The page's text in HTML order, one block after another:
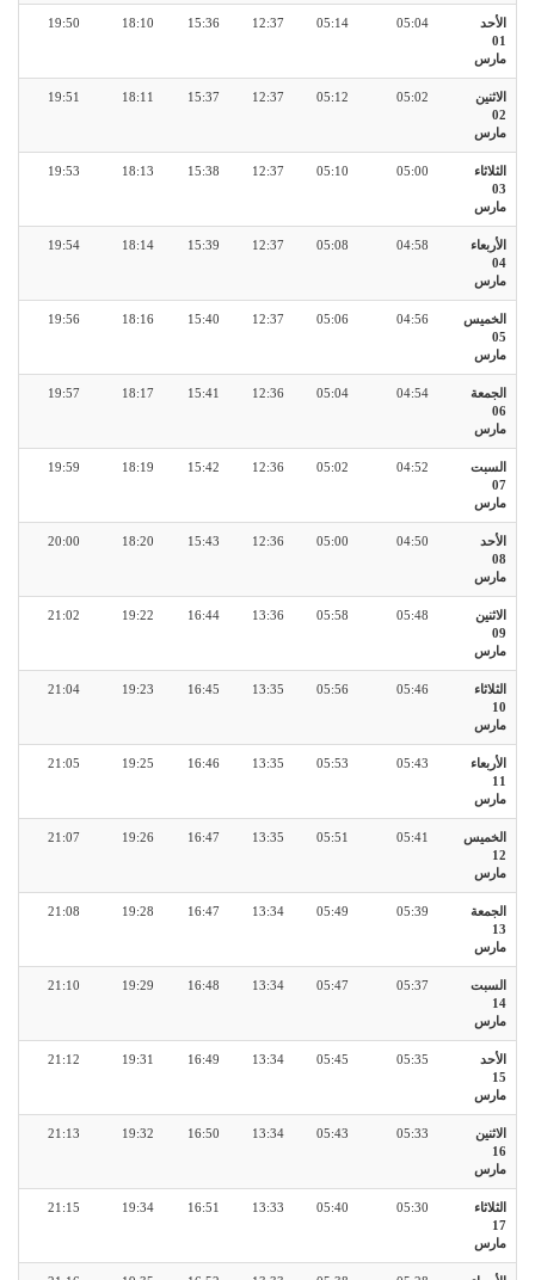
الأحد
01
مارس
05:04
05:14
12:37
15:36
18:10
19:50
الاثنين
02
مارس
05:02
05:12
12:37
15:37
18:11
19:51
الثلاثاء
03
مارس
05:00
05:10
12:37
15:38
18:13
19:53
الأربعاء
04
مارس
04:58
05:08
12:37
15:39
18:14
19:54
الخميس
05
مارس
04:56
05:06
12:37
15:40
18:16
19:56
الجمعة
06
مارس
04:54
05:04
12:36
15:41
18:17
19:57
السبت
07
مارس
04:52
05:02
12:36
15:42
18:19
19:59
الأحد
08
مارس
04:50
05:00
12:36
15:43
18:20
20:00
الاثنين
09
مارس
05:48
05:58
13:36
16:44
19:22
21:02
الثلاثاء
10
مارس
05:46
05:56
13:35
16:45
19:23
21:04
الأربعاء
11
مارس
05:43
05:53
13:35
16:46
19:25
21:05
الخميس
12
مارس
05:41
05:51
13:35
16:47
19:26
21:07
الجمعة
13
مارس
05:39
05:49
13:34
16:47
19:28
21:08
السبت
14
مارس
05:37
05:47
13:34
16:48
19:29
21:10
الأحد
15
مارس
05:35
05:45
13:34
16:49
19:31
21:12
الاثنين
16
مارس
05:33
05:43
13:34
16:50
19:32
21:13
الثلاثاء
17
مارس
05:30
05:40
13:33
16:51
19:34
21:15